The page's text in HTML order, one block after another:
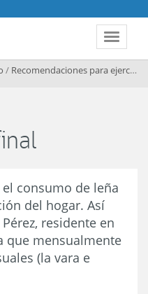
Toggle
/ Recomendaciones para ejercer sus derechos
consumo de leña
del hogar. Así
residente en
que mensualmente
(la vara e